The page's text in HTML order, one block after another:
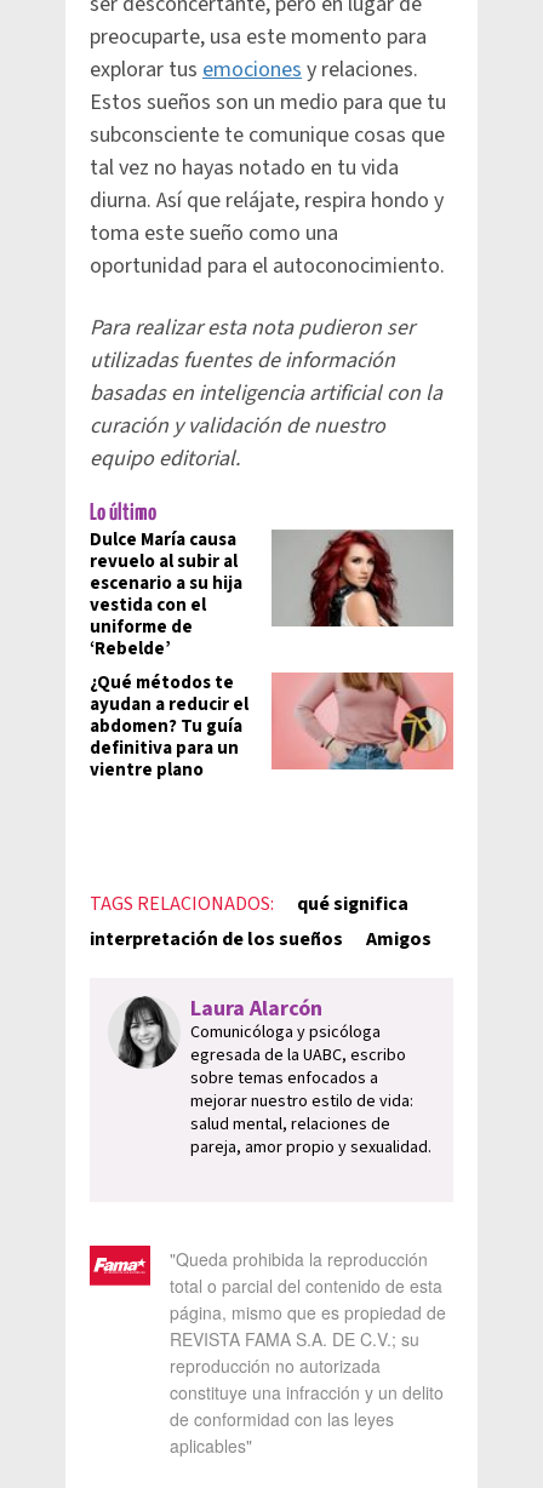
preocuparte, usa este momento para
explorar tus emociones y relaciones.
Estos sueños son un medio para que tu
subconsciente te comunique cosas que
tal vez no hayas notado en tu vida
diurna. Así que relájate, respira hondo y
toma este sueño como una
oportunidad para el autoconocimiento.​
Para realizar esta nota pudieron ser
utilizadas fuentes de información
basadas en inteligencia artificial con la
curación y validación de nuestro
equipo editorial.
Lo último
Dulce María causa
revuelo al subir al
escenario a su hija
vestida con el
uniforme de
‘Rebelde’
¿Qué métodos te
ayudan a reducir el
abdomen? Tu guía
definitiva para un
vientre plano
TAGS RELACIONADOS:
qué significa
interpretación de los sueños
Amigos
Laura Alarcón
Comunicóloga y psicóloga
egresada de la UABC, escribo
sobre temas enfocados a
mejorar nuestro estilo de vida:
salud mental, relaciones de
pareja, amor propio y sexualidad.
"Queda prohibida la reproducción
total o parcial del contenido de esta
página, mismo que es propiedad de
REVISTA FAMA S.A. DE C.V.; su
reproducción no autorizada
constituye una infracción y un delito
de conformidad con las leyes
aplicables"